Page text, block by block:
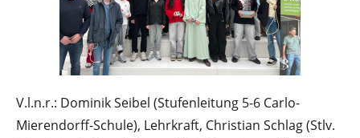
V.l.n.r.: Dominik Seibel (Stufenleitung 5-6 Carlo-
Mierendorff-Schule), Lehrkraft, Christian Schlag (Stlv.